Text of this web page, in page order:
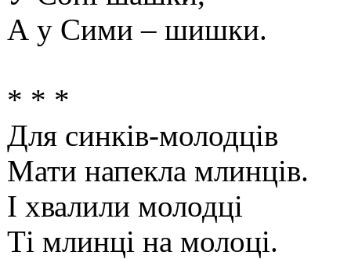
А у Сими – шишки.
* * *
Для синків-молодців
Мати напекла млинців.
І хвалили молодці
Ті млинці на молоці.